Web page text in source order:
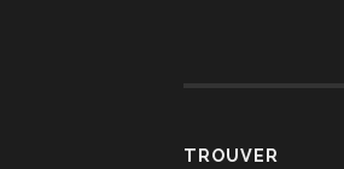
TROUVER